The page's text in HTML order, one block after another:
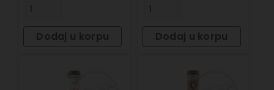
Dodaj u korpu Dodaj u korpu